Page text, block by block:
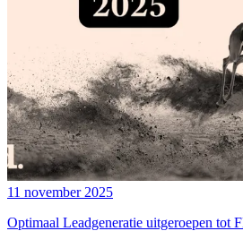
11 november 2025
Optimaal Leadgeneratie uitgeroepen tot